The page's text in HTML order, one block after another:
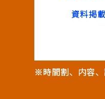
資料掲
※時間割、内容、